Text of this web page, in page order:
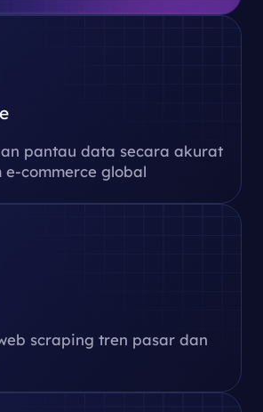
pantau data secara akurat
commerce global
scraping tren pasar dan